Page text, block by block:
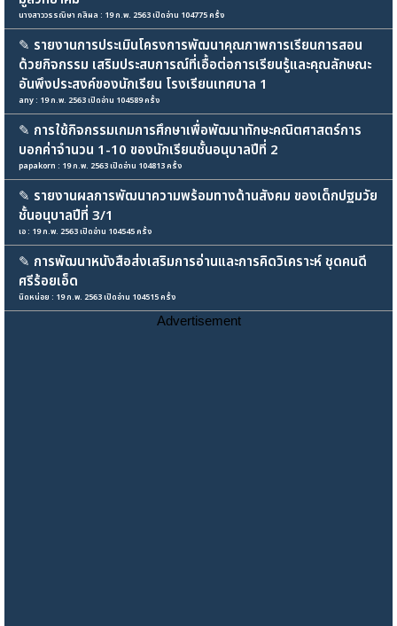
นางสาววรรณิษา กสิผล : 19 ก.พ. 2563 เปิดอ่าน 104775 ครั้ง
✎ รายงานการประเมินโครงการพัฒนาคุณภาพการเรียนการสอน
ด้วยกิจกรรม เสริมประสบการณ์ที่เอื้อต่อการเรียนรู้และคุณลักษณะ
อันพึงประสงค์ของนักเรียน โรงเรียนเทศบาล 1
any : 19 ก.พ. 2563 เปิดอ่าน 104589 ครั้ง
✎ การใช้กิจกรรมเกมการศึกษาเพื่อพัฒนาทักษะคณิตศาสตร์การ
บอกค่าจำนวน 1-10 ของนักเรียนชั้นอนุบาลปีที่ 2
papakorn : 19 ก.พ. 2563 เปิดอ่าน 104813 ครั้ง
✎ รายงานผลการพัฒนาความพร้อมทางด้านสังคม ของเด็กปฐมวัย
ชั้นอนุบาลปีที่ 3/1
เอ : 19 ก.พ. 2563 เปิดอ่าน 104545 ครั้ง
✎ การพัฒนาหนังสือส่งเสริมการอ่านและการคิดวิเคราะห์ ชุดคนดี
ศรีร้อยเอ็ด
นิดหน่อย : 19 ก.พ. 2563 เปิดอ่าน 104515 ครั้ง
Advertisement